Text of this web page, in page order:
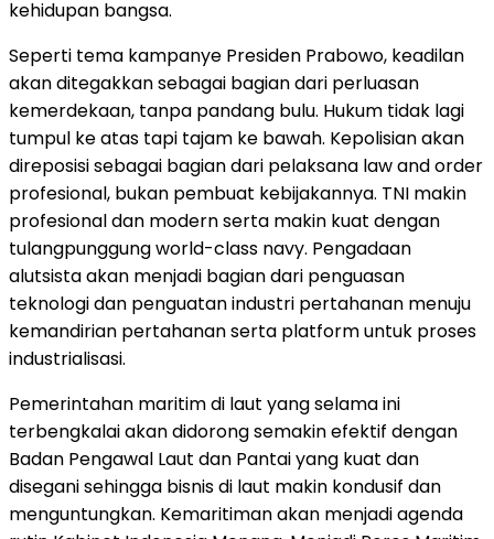
kehidupan bangsa.
Seperti tema kampanye Presiden Prabowo, keadilan
akan ditegakkan sebagai bagian dari perluasan
kemerdekaan, tanpa pandang bulu. Hukum tidak lagi
tumpul ke atas tapi tajam ke bawah. Kepolisian akan
direposisi sebagai bagian dari pelaksana law and order
profesional, bukan pembuat kebijakannya. TNI makin
profesional dan modern serta makin kuat dengan
tulangpunggung world-class navy. Pengadaan
alutsista akan menjadi bagian dari penguasan
teknologi dan penguatan industri pertahanan menuju
kemandirian pertahanan serta platform untuk proses
industrialisasi.
Pemerintahan maritim di laut yang selama ini
terbengkalai akan didorong semakin efektif dengan
Badan Pengawal Laut dan Pantai yang kuat dan
disegani sehingga bisnis di laut makin kondusif dan
menguntungkan. Kemaritiman akan menjadi agenda